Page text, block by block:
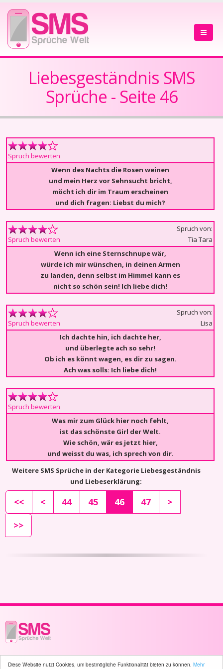
Diese Website nutzt Cookies, um bestmögliche Funktionalität bieten zu können. Mehr
Liebesgeständnis SMS
Sprüche - Seite 46
Spruch bewerten
Wenn des Nachts die Rosen weinen
und mein Herz vor Sehnsucht bricht,
möcht ich dir im Traum erscheinen
und dich fragen: Liebst du mich?
Spruch bewerten
Spruch von:
Tia Tara
Wenn ich eine Sternschnupe wär,
würde ich mir wünschen, in deinen Armen
zu landen, denn selbst im Himmel kann es
nicht so schön sein! Ich liebe dich!
Spruch bewerten
Spruch von:
Lisa
Ich dachte hin, ich dachte her,
und überlegte ach so sehr!
Ob ich es könnt wagen, es dir zu sagen.
Ach was solls: Ich liebe dich!
Spruch bewerten
Was mir zum Glück hier noch fehlt,
ist das schönste Girl der Welt.
Wie schön, wär es jetzt hier,
und weisst du was, ich sprech von dir.
Weitere SMS Sprüche in der Kategorie Liebesgeständnis
und Liebeserklärung:
<< < 44 45 46 47
>
>>
© 2003 - 2026 -sms-sprueche-welt.ch- All rights reserved -808 user(s)